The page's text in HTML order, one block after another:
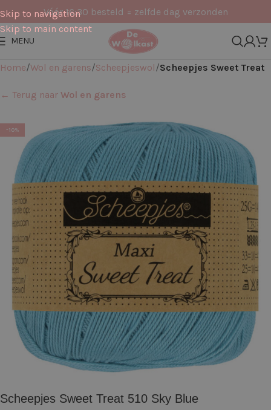
Skip to navigation
Skip to main content
Vóór 16:30 besteld = zelfde dag verzonden
MENU
Home Wol en garens Scheepjeswol Scheepjes Sweet Treat
← Terug naar Wol en garens
-10%
Scheepjes Sweet Treat 510 Sky Blue